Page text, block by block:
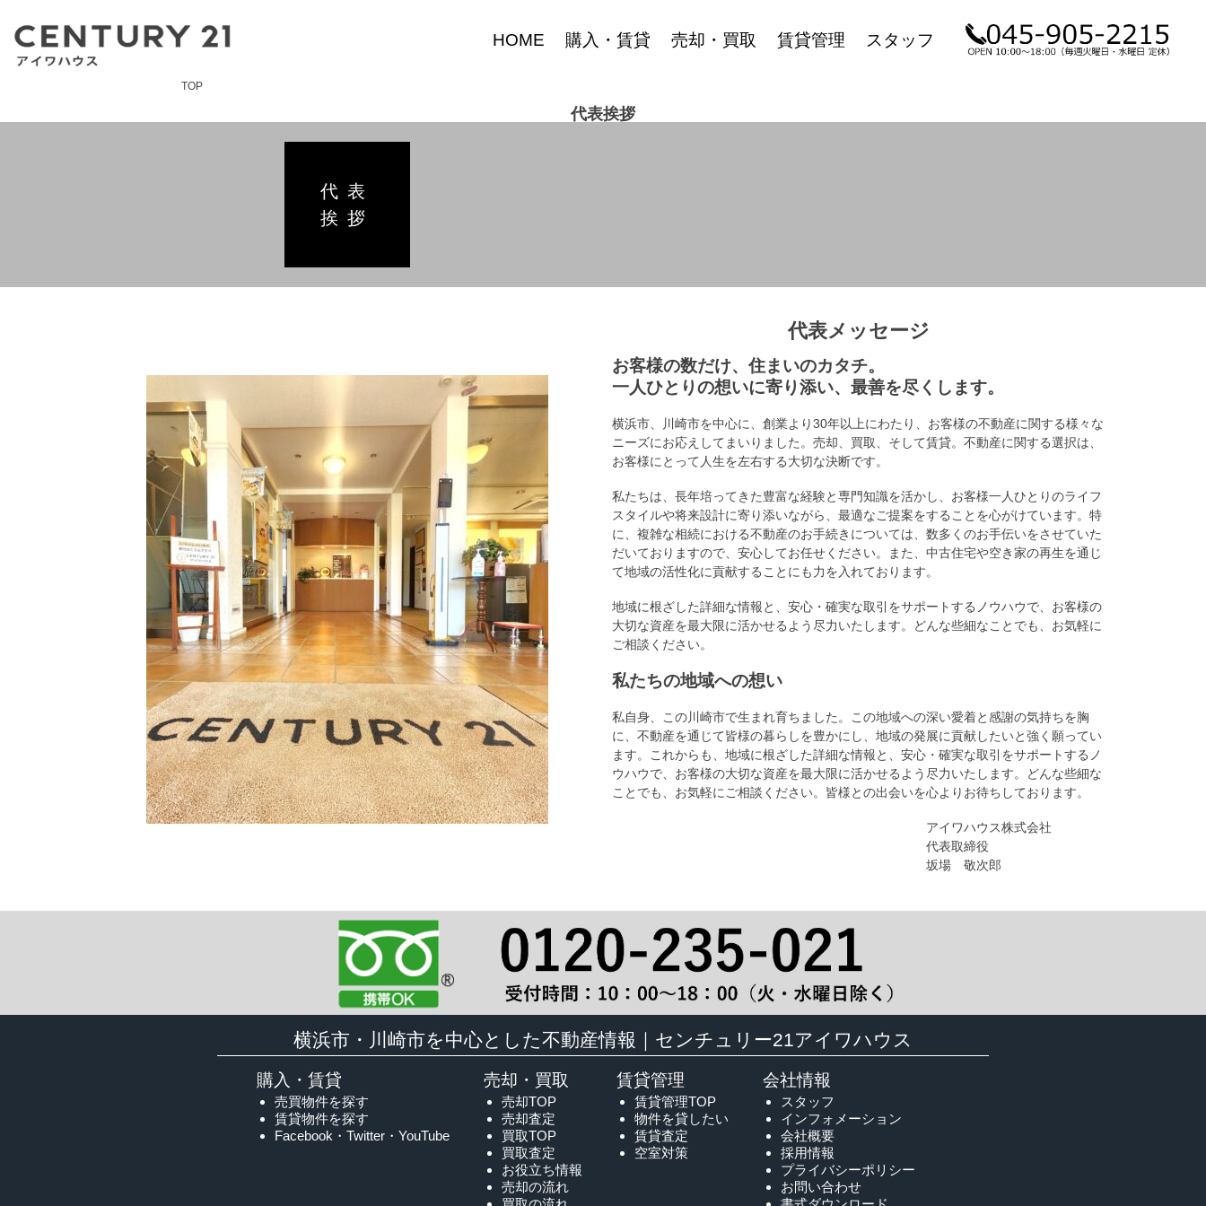
HOME 購入・賃貸 売却・買取 賃貸管理 スタッフ
TOP
代表挨拶
代表
挨拶
代表メッセージ
お客様の数だけ、住まいのカタチ。
一人ひとりの想いに寄り添い、最善を尽くします。
横浜市、川崎市を中心に、創業より30年以上にわたり、お客様の不動産に関する様々な
ニーズにお応えしてまいりました。売却、買取、そして賃貸。不動産に関する選択は、
お客様にとって人生を左右する大切な決断です。
私たちは、長年培ってきた豊富な経験と専門知識を活かし、お客様一人ひとりのライフ
スタイルや将来設計に寄り添いながら、最適なご提案をすることを心がけています。特
に、複雑な相続における不動産のお手続きについては、数多くのお手伝いをさせていた
だいておりますので、安心してお任せください。また、中古住宅や空き家の再生を通じ
て地域の活性化に貢献することにも力を入れております。
地域に根ざした詳細な情報と、安心・確実な取引をサポートするノウハウで、お客様の
大切な資産を最大限に活かせるよう尽力いたします。どんな些細なことでも、お気軽に
ご相談ください。
私たちの地域への想い
私自身、この川崎市で生まれ育ちました。この地域への深い愛着と感謝の気持ちを胸
に、不動産を通じて皆様の暮らしを豊かにし、地域の発展に貢献したいと強く願ってい
ます。これからも、地域に根ざした詳細な情報と、安心・確実な取引をサポートするノ
ウハウで、お客様の大切な資産を最大限に活かせるよう尽力いたします。どんな些細な
ことでも、お気軽にご相談ください。皆様との出会いを心よりお待ちしております。
アイワハウス株式会社
代表取締役
坂場 敬次郎
横浜市・川崎市を中心とした不動産情報｜センチュリー21アイワハウス
購入・賃貸
売買物件を探す
賃貸物件を探す
Facebook・Twitter・YouTube
売却・買取
売却TOP
売却査定
買取TOP
買取査定
お役立ち情報
売却の流れ
賃貸管理
賃貸管理TOP
物件を貸したい
賃貸査定
空室対策
会社情報
スタッフ
インフォメーション
会社概要
採用情報
プライバシーポリシー
お問い合わせ